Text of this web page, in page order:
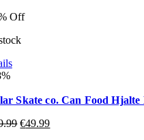
Off
Skate co. Can Food Hjalte
€49.99